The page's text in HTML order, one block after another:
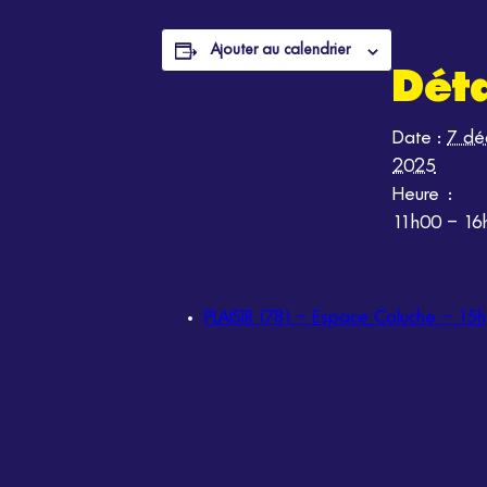
Ajouter au calendrier
Date : 7
2025
Heure :
11h00 –
PLAISIR (78) – Espace Coluche – 15h